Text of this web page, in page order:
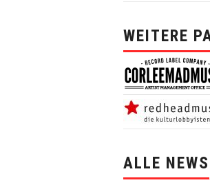
WEITERE
ALLE NEWS